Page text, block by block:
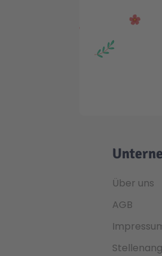
Über uns
AGB